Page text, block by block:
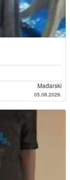
Mađarski
05.08.2026.